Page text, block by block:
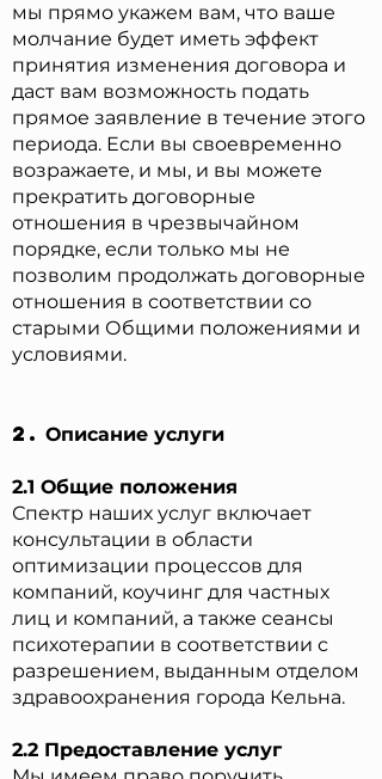
мы прямо укажем вам, что ваше
молчание будет иметь эффект
принятия изменения договора и
даст вам возможность подать
прямое заявление в течение этого
периода. Если вы своевременно
возражаете, и мы, и вы можете
прекратить договорные
отношения в чрезвычайном
порядке, если только мы не
позволим продолжать договорные
отношения в соответствии со
старыми Общими положениями и
условиями.
2. Описание услуги
2.1 Общие положения
Спектр наших услуг включает
консультации в области
оптимизации процессов для
компаний, коучинг для частных
лиц и компаний, а также сеансы
психотерапии в соответствии с
разрешением, выданным отделом
здравоохранения города Кельна.
2.2 Предоставление услуг